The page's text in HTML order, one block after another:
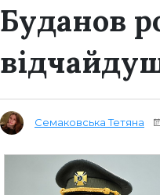
Буданов
Семаковська Тетяна